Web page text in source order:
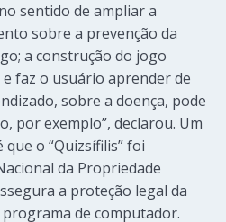
sentido de ampliar a
sobre a prevenção da
a construção do jogo
faz o usuário aprender de
sobre a doença, pode
por exemplo”, declarou. Um
o “Quizsífilis” foi
da Propriedade
a proteção legal da
de computador.